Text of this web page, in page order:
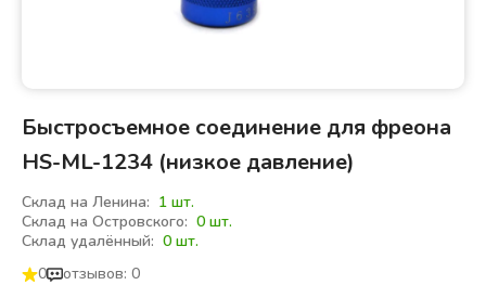
Быстросъемное соединение для фреона
HS-ML-1234 (низкое давление)
Склад на Ленина: 1 шт.
Склад на Островского: 0 шт.
Склад удалённый: 0 шт.
0
отзывов: 0